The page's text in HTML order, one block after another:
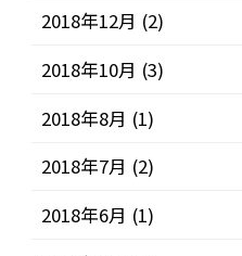
2018年12月 (2)
2018年10月 (3)
2018年8月 (1)
2018年7月 (2)
2018年6月 (1)